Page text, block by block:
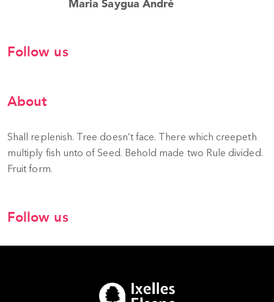
Maria Saygua André
Follow us
About
Shall replenish. Tree doesn’t face. There which creepeth
multiply fish unto of Seed. Behold made two Rule divided.
Fruit form.
Follow us